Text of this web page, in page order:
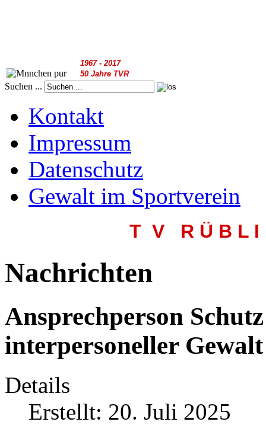
1967 - 2017
50 Jahre TVR
Suchen ...
Kontakt
Impressum
Datenschutz
Gewalt im Sportverein
T V R Ü B L
Nachrichten
Ansprechperson
interpersoneller Gewalt
Details
Erstellt: 20. Juli 2025